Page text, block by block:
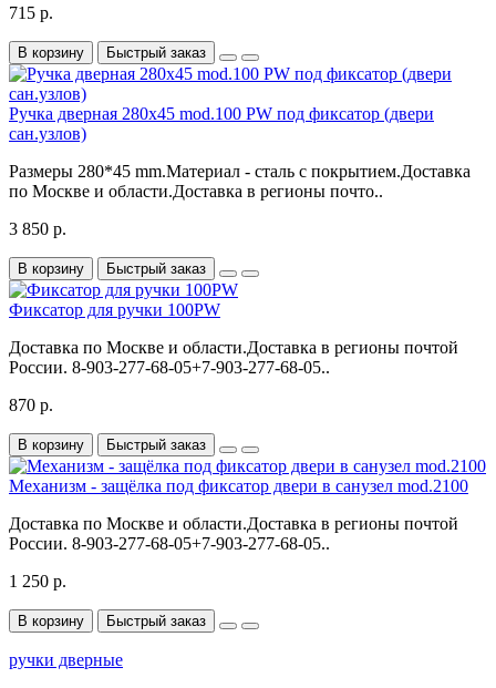
715 р.
В корзину Быстрый заказ
Ручка дверная 280x45 mod.100 PW под фиксатор (двери
сан.узлов)
Размеры 280*45 mm.Материал - сталь с покрытием.Доставка
по Москве и области.Доставка в регионы почто..
3 850 р.
В корзину Быстрый заказ
Фиксатор для ручки 100PW
Доставка по Москве и области.Доставка в регионы почтой
России. 8-903-277-68-05+7-903-277-68-05..
870 р.
В корзину Быстрый заказ
Механизм - защёлка под фиксатор двери в санузел mod.2100
Доставка по Москве и области.Доставка в регионы почтой
России. 8-903-277-68-05+7-903-277-68-05..
1 250 р.
В корзину Быстрый заказ
ручки дверные